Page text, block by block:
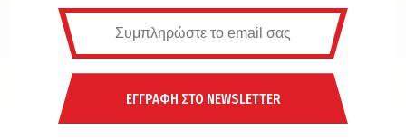
ΕΓΓΡΑΦΗ ΣΤΟ NEWSLETTER